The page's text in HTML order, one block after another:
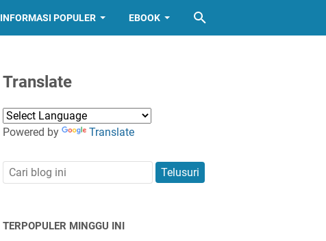
INFORMASI POPULER EBOOK
Translate
Powered by Translate
TERPOPULER MINGGU INI